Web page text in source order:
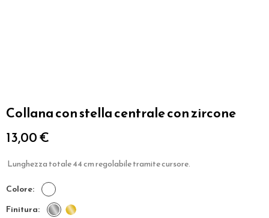
Collana con stella centrale con zircone
13,00 €
Lunghezza totale 44 cm regolabile tramite cursore.
colore
finitura